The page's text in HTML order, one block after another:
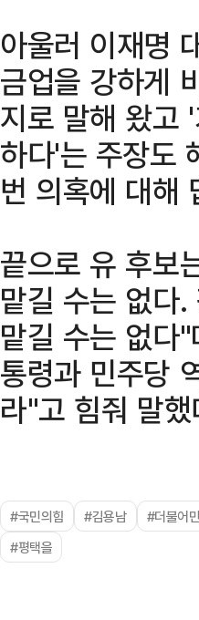
아울러 이재명
금업을 강하게
지로 말해 왔고
하다'는 주장도
번 의혹에 대해
끝으로 유 후보
맡길 수는 없다
맡길 수는 없다
통령과 민주당
라"고 힘줘 말했
#국민의힘 #김용남 #더불어
#평택을